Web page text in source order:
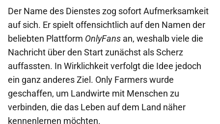
Der Name des Dienstes zog sofort Aufmerksamkeit
auf sich. Er spielt offensichtlich auf den Namen der
beliebten Plattform OnlyFans an, weshalb viele die
Nachricht über den Start zunächst als Scherz
auffassten. In Wirklichkeit verfolgt die Idee jedoch
ein ganz anderes Ziel. Only Farmers wurde
geschaffen, um Landwirte mit Menschen zu
verbinden, die das Leben auf dem Land näher
kennenlernen möchten.